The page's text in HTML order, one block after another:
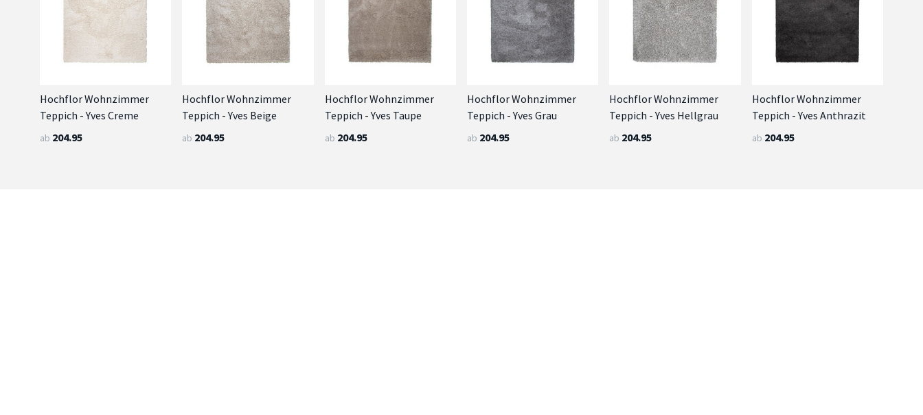
Hochflor Wohnzimmer
Teppich - Yves Creme
ab 204.95
Hochflor Wohnzimmer
Teppich - Yves Beige
ab 204.95
Hochflor Wohnzimmer
Teppich - Yves Taupe
ab 204.95
Hochflor Wohnzimmer
Teppich - Yves Grau
ab 204.95
Hochflor Wohnzimmer
Teppich - Yves Hellgrau
ab 204.95
Hochflor Wohnzimmer
Teppich - Yves Anthrazit
ab 204.95